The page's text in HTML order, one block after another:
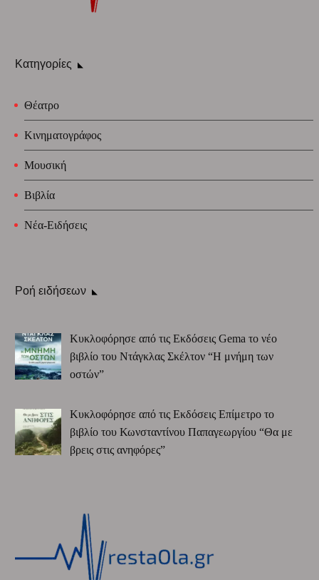
Κατηγορίες
Θέατρο
Κινηματογράφος
Μουσική
Βιβλία
Νέα-Ειδήσεις
Ροή ειδήσεων
Κυκλοφόρησε από τις Εκδόσεις Gema το νέο
βιβλίο του Ντάγκλας Σκέλτον “Η μνήμη των
οστών”
Κυκλοφόρησε από τις Εκδόσεις Επίμετρο το
βιβλίο του Κωνσταντίνου Παπαγεωργίου “Θα με
βρεις στις ανηφόρες”